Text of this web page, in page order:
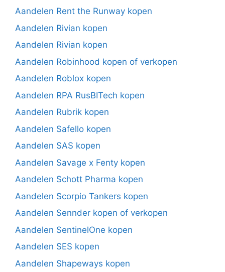
Aandelen Rent the Runway kopen
Aandelen Rivian kopen
Aandelen Rivian kopen
Aandelen Robinhood kopen of verkopen
Aandelen Roblox kopen
Aandelen RPA RusBITech kopen
Aandelen Rubrik kopen
Aandelen Safello kopen
Aandelen SAS kopen
Aandelen Savage x Fenty kopen
Aandelen Schott Pharma kopen
Aandelen Scorpio Tankers kopen
Aandelen Sennder kopen of verkopen
Aandelen SentinelOne kopen
Aandelen SES kopen
Aandelen Shapeways kopen